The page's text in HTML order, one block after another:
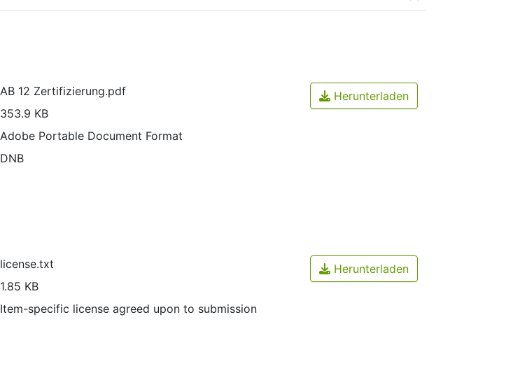
AB 12 Zertifizierung.pdf
353.9 KB
Adobe Portable Document Format
DNB
Herunterladen
license.txt
1.85 KB
Item-specific license agreed upon to submission
Herunterladen